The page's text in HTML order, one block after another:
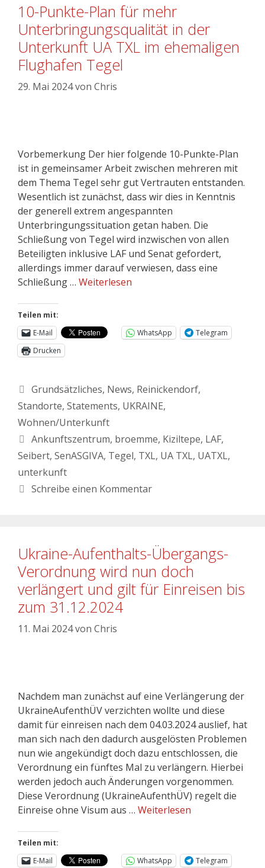
10-Punkte-Plan für mehr
Unterbringungsqualität in der
Unterkunft UA TXL im ehemaligen
Flughafen Tegel
29. Mai 2024von Chris
Vorbemerkung Der hier folgende 10-Punkte-Plan
ist in gemeinsamer Arbeit zwischen mehreren mit
dem Thema Tegel sehr gut Vertrauten entstanden.
Wesentlich ist zunächst, dass wir dies in Kenntnis
der generell extrem angespannten
Unterbringungssituation getan haben. Die
Schließung von Tegel wird inzwischen von allen
Beteiligten inklusive LAF und Senat gefordert,
allerdings immer darauf verwiesen, dass eine
Schließung … Weiterlesen
Teilen mit:
E-Mail
WhatsApp
Telegram
Drucken
Grundsätzliches, News, Reinickendorf,
Standorte, Statements, UKRAINE,
Wohnen/Unterkunft
Ankunftszentrum, broemme, Kiziltepe, LAF,
Seibert, SenASGIVA, Tegel, TXL, UA TXL, UATXL,
unterkunft
Schreibe einen Kommentar
Ukraine-Aufenthalts-Übergangs-
Verordnung wird nun doch
verlängert und gilt für Einreisen bis
zum 31.12.2024
11. Mai 2024von Chris
Nachdem man zunächst auf eine Verlängerung der
UkraineAufenthÜV verzichten wollte und diese
damit für einreisen nach dem 04.03.2024 auslief, hat
man sich nach den dadurch ausgelösten Problemen
nun wie angekündigt doch dazu entschlossen, die
Verordnung ein fünftes Mal zu verlängern. Hierbei
werden jedoch auch Änderungen vorgenommen.
Diese Verordnung (UkraineAufenthÜV) regelt die
Einreise ohne Visum aus … Weiterlesen
Teilen mit:
E-Mail
WhatsApp
Telegram